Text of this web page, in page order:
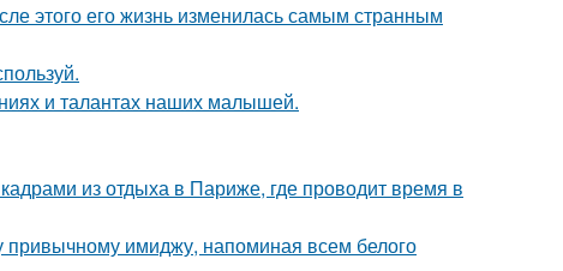
этого его жизнь изменилась самым странным
и талантах наших малышей.
из отдыха в Париже, где проводит время в
привычному имиджу, напоминая всем белого